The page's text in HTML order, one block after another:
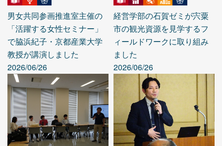
男女共同参画推進室主催の
「活躍する女性セミナー」
で脇浜紀子・京都産業大学
教授が講演しました
2026/06/26
経営学部の石賀ゼミが宍粟
市の観光資源を見学するフ
ィールドワークに取り組み
ました
2026/06/26